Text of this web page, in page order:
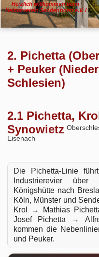
Herzlich willkommen beim
Heimatverein Sendenhorst e.V. !
2. Pichetta
+ Peuker
Schlesien)
2.1 Pichetta,
Synowietz
Eisenach
Die Pichetta-Linie
Industrierevier über
Königshütte nach
Köln, Münster und
Krol → Mathias
Josef Pichetta →
kommen die
und Peuker.